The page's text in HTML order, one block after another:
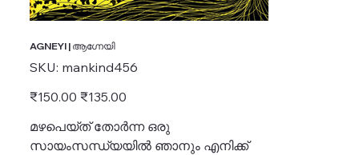
AGNEYI | ആഗ്നേയി
SKU: mankind456
mankind456
Original
price
₹150.00 Sale
price
₹135.00
മഴപെയ്ത‌്‌ തോർന്ന ഒരു
സായംസന്ധ്യയിൽ ഞാനും എനിക്ക്